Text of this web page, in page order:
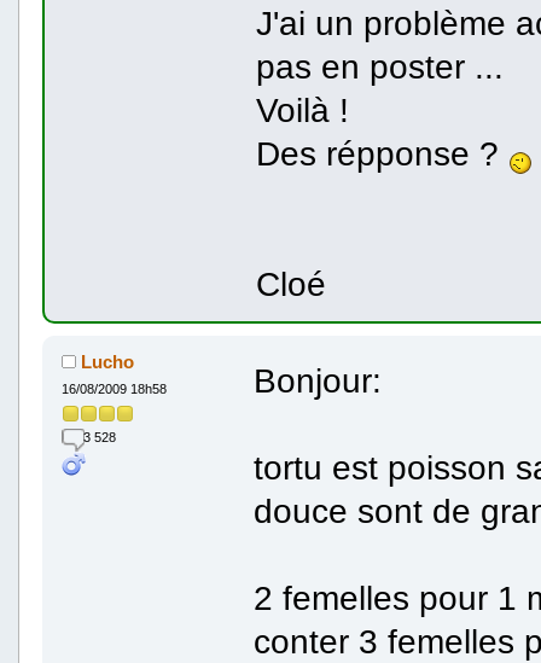
J'ai un problème
pas en poster ...
Voilà !
Des répponse ?
Cloé
Lucho
16/08/2009 18h58
3 528
Bonjour:
tortu est poisson
douce sont de
2 femelles pour 1
conter 3 femelles